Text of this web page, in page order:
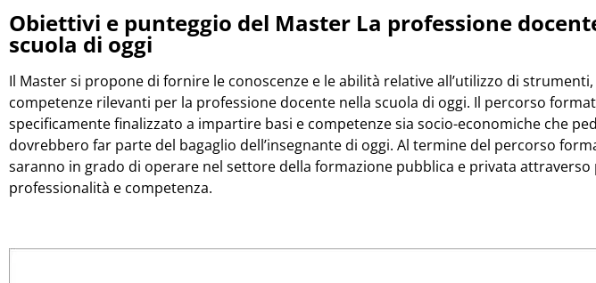
Obiettivi e punteggio del Master La professione
scuola di oggi
Il Master si propone di fornire le conoscenze e le abilità relative all’utilizzo di
competenze rilevanti per la professione docente nella scuola di oggi. Il percorso
specificamente finalizzato a impartire basi e competenze sia socio-economiche che
dovrebbero far parte del bagaglio dell’insegnante di oggi. Al termine del percorso
saranno in grado di operare nel settore della formazione pubblica e privata
professionalità e competenza.